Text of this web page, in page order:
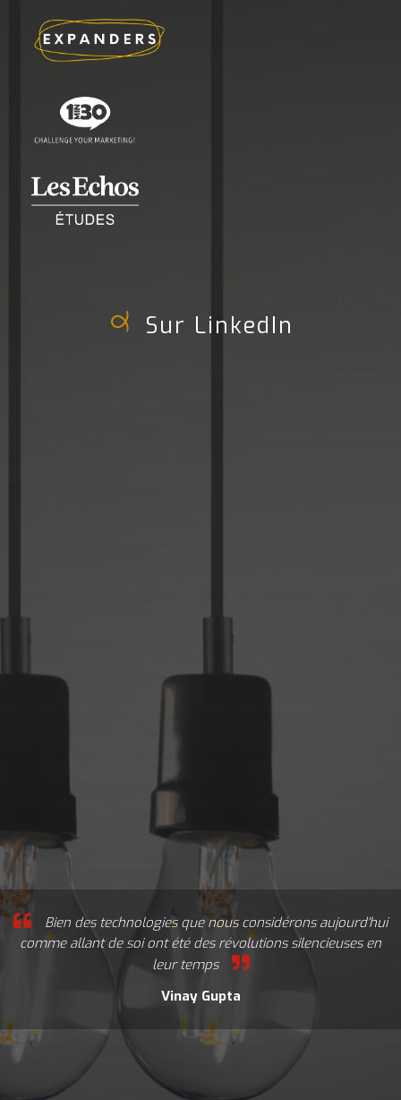
Sur LinkedIn
Bien des technologies que nous considérons aujourd'hui
comme allant de soi ont été des révolutions silencieuses en
leur temps
Vinay Gupta